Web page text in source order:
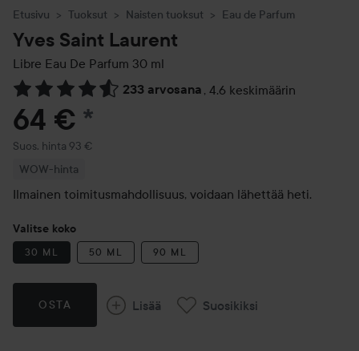
Etusivu Tuoksut Naisten tuoksut Eau de Parfum
Yves Saint Laurent
Libre Eau De Parfum 30 ml
233 arvosana , 4.6 keskimäärin
Siirtyä jhk Arvosana & kommentit
64 € *
Suos. hinta 93 €
Suositeltu hinta 93 €
WOW-hinta
Ilmainen toimitusmahdollisuus, voidaan lähettää heti.
Valitse koko
30 ML 50 ML 90 ML
OSTA Lisää Suosikiksi